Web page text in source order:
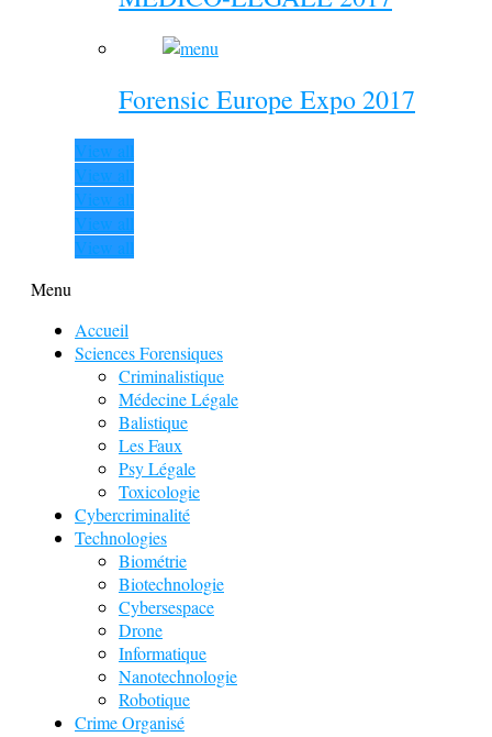
Forensic Europe Expo 2017
View all
View all
View all
View all
View all
Menu
Accueil
Sciences Forensiques
Criminalistique
Médecine Légale
Balistique
Les Faux
Psy Légale
Toxicologie
Cybercriminalité
Technologies
Biométrie
Biotechnologie
Cybersespace
Drone
Informatique
Nanotechnologie
Robotique
Crime Organisé